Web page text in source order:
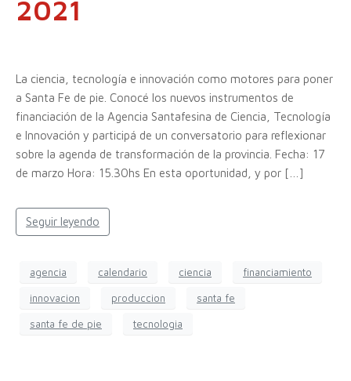
2021
La ciencia, tecnología e innovación como motores para poner
a Santa Fe de pie. Conocé los nuevos instrumentos de
financiación de la Agencia Santafesina de Ciencia, Tecnología
e Innovación y participá de un conversatorio para reflexionar
sobre la agenda de transformación de la provincia. Fecha: 17
de marzo Hora: 15.30hs En esta oportunidad, y por […]
Seguir leyendo
agencia calendario ciencia financiamiento
innovacion produccion santa fe
santa fe de pie tecnologia